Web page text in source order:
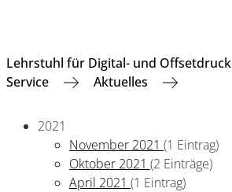
Lehrstuhl für Digital- und Offsetdruck
Service
Aktuelles
2021
November 2021 (1 Eintrag)
Oktober 2021 (2 Einträge)
April 2021 (1 Eintrag)